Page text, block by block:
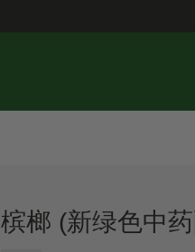
槟榔 (新绿色中